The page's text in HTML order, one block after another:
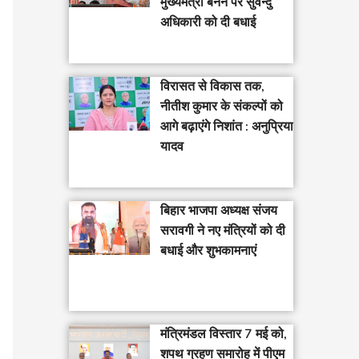
अधिकारी को दी बधाई
विरासत से विकास तक,
नीतीश कुमार के संकल्पों को
आगे बढ़ाएंगे निशांत : अनुप्रिया
यादव
बिहार भाजपा अध्यक्ष संजय
सरावगी ने नए मंत्रियों को दी
बधाई और शुभकामनाएं
मंत्रिमंडल विस्तार 7 मई को,
शपथ ग्रहण समारोह में पीएम